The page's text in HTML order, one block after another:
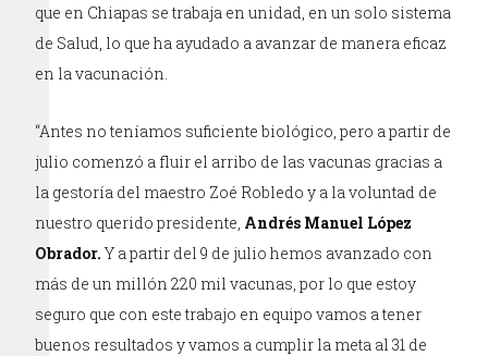
que en Chiapas se trabaja en unidad, en un solo sistema
de Salud, lo que ha ayudado a avanzar de manera eficaz
en la vacunación.
“Antes no teníamos suficiente biológico, pero a partir de
julio comenzó a fluir el arribo de las vacunas gracias a
la gestoría del maestro Zoé Robledo y a la voluntad de
nuestro querido presidente, Andrés Manuel López
Obrador.Y a partir del 9 de julio hemos avanzado con
más de un millón 220 mil vacunas, por lo que estoy
seguro que con este trabajo en equipo vamos a tener
buenos resultados y vamos a cumplir la meta al 31 de